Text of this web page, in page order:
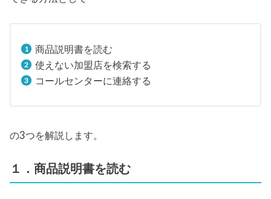
商品説明書を読む
使えない加盟店を検索する
コールセンターに連絡する
の3つを解説します。
１．商品説明書を読む